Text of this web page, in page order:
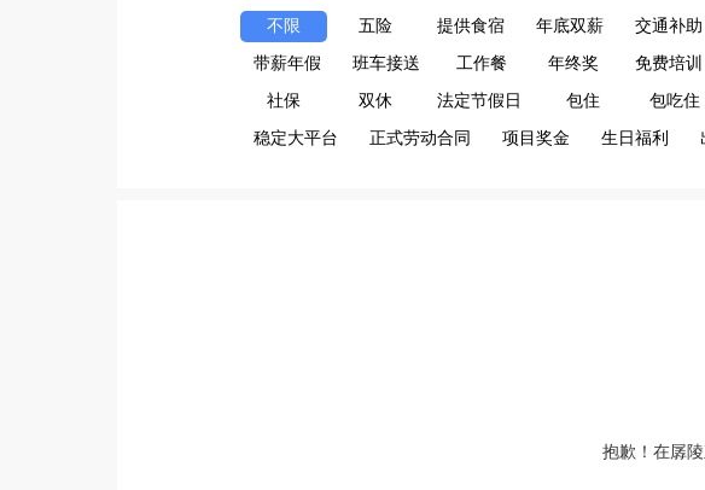
不限 五险 提供食宿 年底双薪 交通补助
带薪年假 班车接送 工作餐 年终奖 免费培训
社保 双休 法定节假日 包住 包吃住
稳定大平台 正式劳动合同 项目奖金 生日福利
抱歉！在孱